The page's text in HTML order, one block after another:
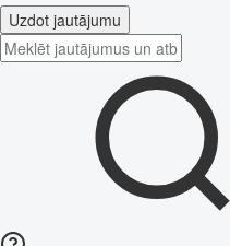
Uzdot jautājumu